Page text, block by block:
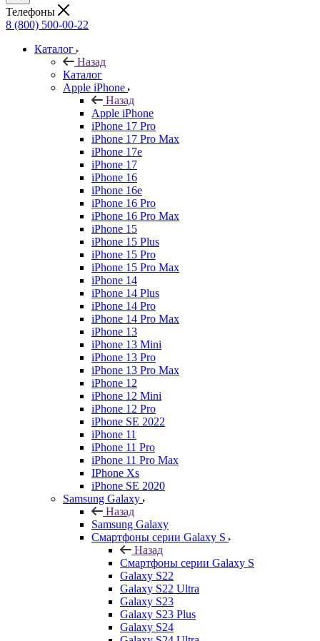
Телефоны
8 (800) 500-00-22
Каталог
Назад
Каталог
Apple iPhone
Назад
Apple iPhone
iPhone 17 Pro
iPhone 17 Pro Max
iPhone 17e
iPhone 17
iPhone 16
iPhone 16e
iPhone 16 Pro
iPhone 16 Pro Max
iPhone 15
iPhone 15 Plus
iPhone 15 Pro
iPhone 15 Pro Max
iPhone 14
iPhone 14 Plus
iPhone 14 Pro
iPhone 14 Pro Max
iPhone 13
iPhone 13 Mini
iPhone 13 Pro
iPhone 13 Pro Max
iPhone 12
iPhone 12 Mini
iPhone 12 Pro
iPhone SE 2022
iPhone 11
iPhone 11 Pro
iPhone 11 Pro Max
IPhone Xs
iPhone SE 2020
Samsung Galaxy
Назад
Samsung Galaxy
Смартфоны серии Galaxy S
Назад
Смартфоны серии Galaxy S
Galaxy S22
Galaxy S22 Ultra
Galaxy S23
Galaxy S23 Plus
Galaxy S24